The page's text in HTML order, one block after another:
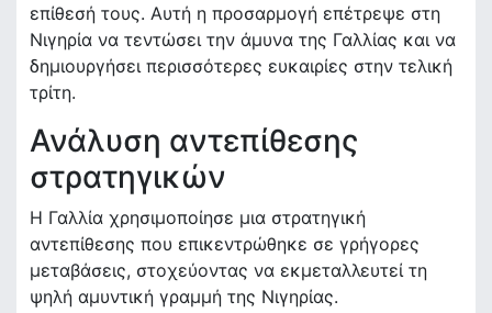
επίθεσή τους. Αυτή η προσαρμογή επέτρεψε στη
Νιγηρία να τεντώσει την άμυνα της Γαλλίας και να
δημιουργήσει περισσότερες ευκαιρίες στην τελική
τρίτη.
Ανάλυση αντεπίθεσης
στρατηγικών
Η Γαλλία χρησιμοποίησε μια στρατηγική
αντεπίθεσης που επικεντρώθηκε σε γρήγορες
μεταβάσεις, στοχεύοντας να εκμεταλλευτεί τη
ψηλή αμυντική γραμμή της Νιγηρίας.